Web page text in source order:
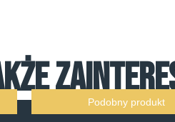
Podobny produkt